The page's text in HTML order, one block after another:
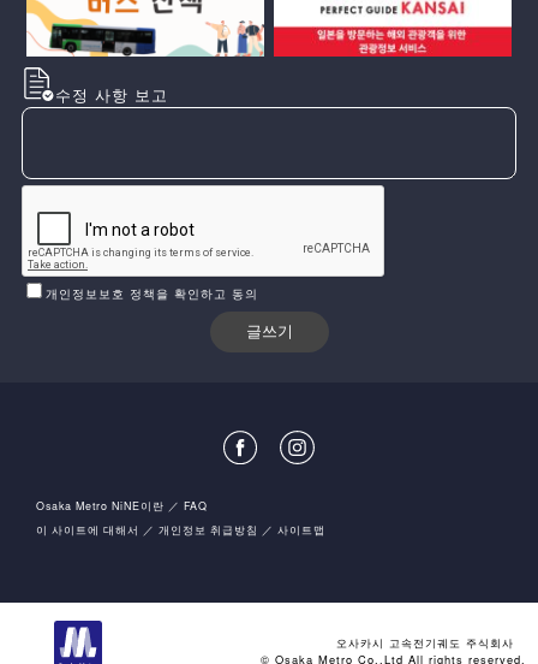
수정 사항 보고
개인정보보호 정책을 확인하고 동의
Osaka Metro NiNE이란
FAQ
이 사이트에 대해서
개인정보 취급방침 사이트맵
오사카시 고속전기궤도 주식회사
© Osaka Metro Co.,Ltd All rights reserved.